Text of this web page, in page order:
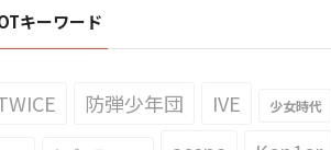
キーワード
防弾少年団 IVE 少女時代